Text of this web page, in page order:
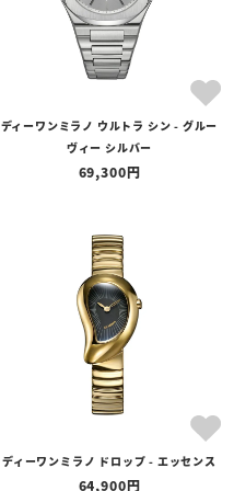
ディーワンミラノ ウルトラ シン - グルー
ヴィー シルバー
69,300
ディーワンミラノ ドロップ - エッセンス
64,900